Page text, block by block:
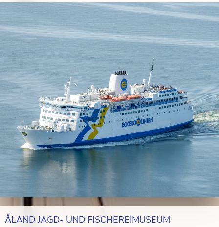
ÅLAND JAGD- UND FISCHEREIMUSEUM